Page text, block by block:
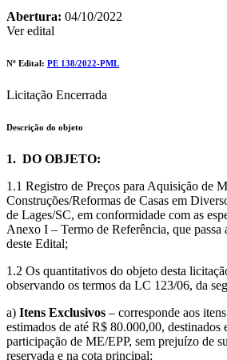
Abertura: 04/10/2022
Ver edital
Nº Edital: PE 138/2022-PML
Licitação Encerrada
Descrição do objeto
1. DO OBJETO:
1.1 Registro de Preços para Aquisição de
Construções/Reformas de Casas em
de Lages/SC, em conformidade com as
Anexo I – Termo de Referência, que passa
deste Edital;
1.2 Os quantitativos do objeto desta
observando os termos da LC 123/06, da
a) Itens Exclusivos – corresponde aos
estimados de até R$ 80.000,00, destinados
participação de ME/EPP, sem prejuízo de
reservada e na cota principal;